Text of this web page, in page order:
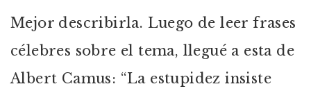
Mejor describirla. Luego de leer frases
célebres sobre el tema, llegué a esta de
Albert Camus: “La estupidez insiste